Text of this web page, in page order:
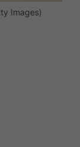
Images)